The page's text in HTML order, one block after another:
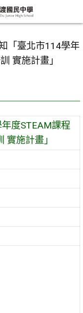
「臺北市114學年
實施計畫」
度STEAM課程
實施計畫」